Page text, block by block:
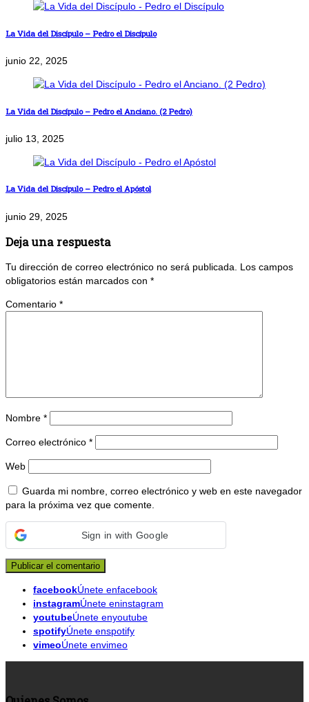
La Vida del Discípulo – Pedro el Discípulo
junio 22, 2025
La Vida del Discípulo – Pedro el Anciano. (2 Pedro)
julio 13, 2025
La Vida del Discípulo – Pedro el Apóstol
junio 29, 2025
Deja una respuesta
Tu dirección de correo electrónico no será publicada. Los campos
obligatorios están marcados con *
Comentario *
Nombre *
Correo electrónico *
Web
Guarda mi nombre, correo electrónico y web en este navegador
para la próxima vez que comente.
Sign in with Google
facebookÚnete enfacebook
instagramÚnete eninstagram
youtubeÚnete enyoutube
spotifyÚnete enspotify
vimeoÚnete envimeo